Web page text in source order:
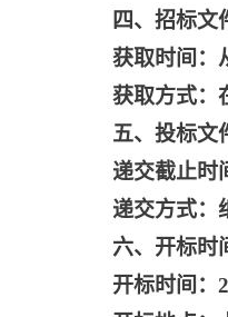
四、招标文
获取时间：
获取方式：
五、投标文
递交截止时
递交方式：
六、开标时
开标时间：